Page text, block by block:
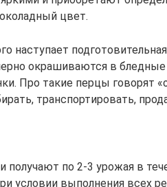
цвет.
наступает
окрашиваются в
Про такие перцы говорят
транспортировать,
получают по 2-3 урожая в
условии выполнения всех